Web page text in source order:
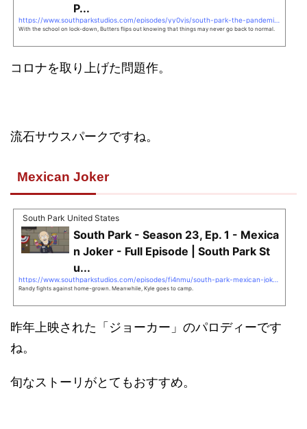
P...
With the school on lock-down, Butters flips out knowing that things may never go back to normal.
コロナを取り上げた問題作。
流石サウスパークですね。
Mexican Joker
South Park United States
South Park - Season 23, Ep. 1 - Mexica
n Joker - Full Episode | South Park St
u...
Randy fights against home-grown. Meanwhile, Kyle goes to camp.
昨年上映された「ジョーカー」のパロディーです
ね。
旬なストーリがとてもおすすめ。